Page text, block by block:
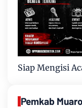
Siap Mengisi
Pemkab